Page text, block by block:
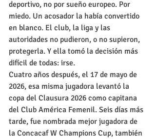
deportivo, no por sueño europeo. Por
miedo. Un acosador la había convertido
en blanco. El club, la liga y las
autoridades no pudieron, o no supieron,
protegerla. Y ella tomó la decisión más
difícil de todas: irse.
Cuatro años después, el 17 de mayo de
2026, esa misma jugadora levantó la
copa del Clausura 2026 como capitana
del Club América Femenil. Seis días más
tarde, fue nombrada mejor jugadora de
la Concacaf W Champions Cup, también